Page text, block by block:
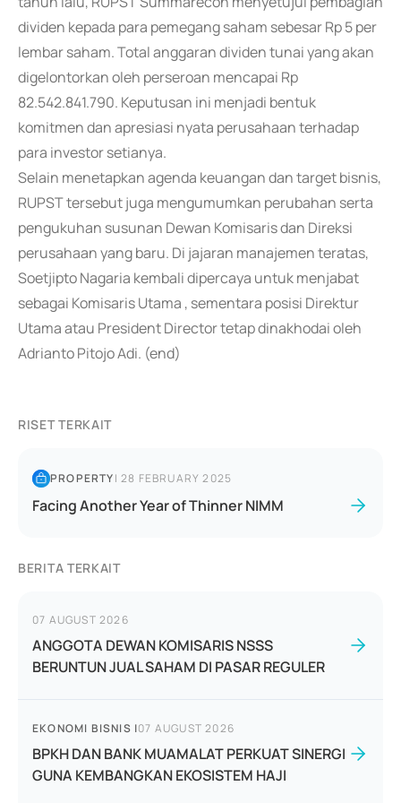
dividen kepada para pemegang saham sebesar Rp 5 per
lembar saham. Total anggaran dividen tunai yang akan
digelontorkan oleh perseroan mencapai Rp
82.542.841.790. Keputusan ini menjadi bentuk
komitmen dan apresiasi nyata perusahaan terhadap
para investor setianya.
Selain menetapkan agenda keuangan dan target bisnis,
RUPST tersebut juga mengumumkan perubahan serta
pengukuhan susunan Dewan Komisaris dan Direksi
perusahaan yang baru. Di jajaran manajemen teratas,
Soetjipto Nagaria kembali dipercaya untuk menjabat
sebagai Komisaris Utama , sementara posisi Direktur
Utama atau President Director tetap dinakhodai oleh
Adrianto Pitojo Adi. (end)
RISET TERKAIT
PROPERTY|28 FEBRUARY 2025
Facing Another Year of Thinner NIMM
BERITA TERKAIT
07 AUGUST 2026
ANGGOTA DEWAN KOMISARIS NSSS
BERUNTUN JUAL SAHAM DI PASAR REGULER
EKONOMI BISNIS |07 AUGUST 2026
BPKH DAN BANK MUAMALAT PERKUAT SINERGI
GUNA KEMBANGKAN EKOSISTEM HAJI